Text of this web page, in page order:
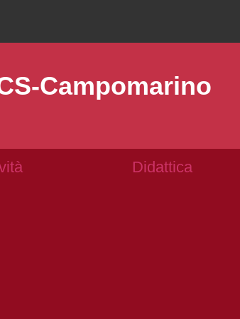
Campomarino
Didattica